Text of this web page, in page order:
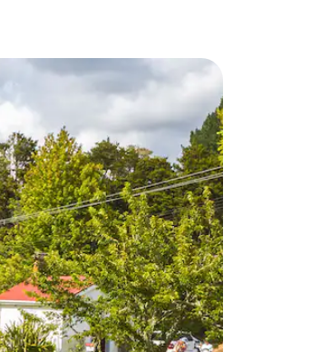
dolje, kao i dodirom ili prelaskom prstom po